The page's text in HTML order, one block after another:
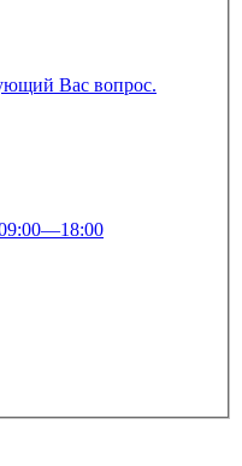
Вас вопрос.